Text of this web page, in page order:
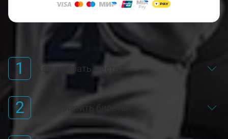
1 Как выбрать места?
2 Как оплатить билеты?